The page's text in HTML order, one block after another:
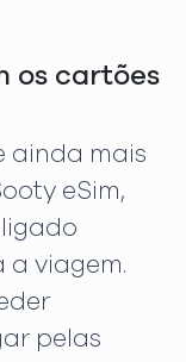
os cartões
ainda mais
eSim,
viagem.
pelas